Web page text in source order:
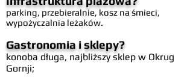
parking, przebieralnie, kosz na śmieci,
wypożyczalnia leżaków.
Gastronomia i sklepy?
​konoba długa, najbliższy sklep w Okrug
Gornji;